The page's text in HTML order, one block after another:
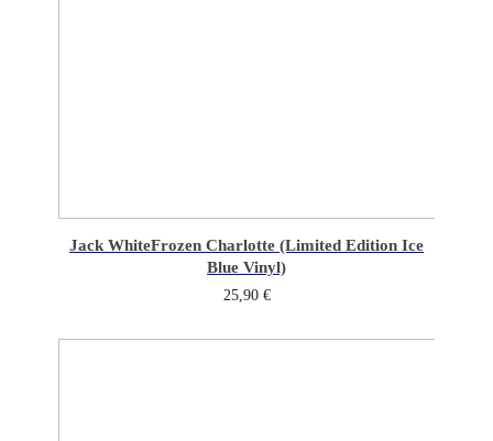
Jack WhiteFrozen Charlotte (Limited Edition Ice
Blue Vinyl)
25,90 €